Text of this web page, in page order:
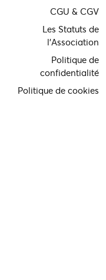
CGU & CGV
Les Statuts de
l'Association
Politique de
confidentialité
Politique de cookies